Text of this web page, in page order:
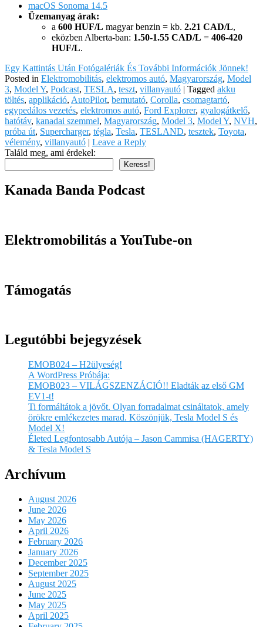
macOS Sonoma 14.5
Üzemanyag árak:
a 600 HUF/L magyar benzin = kb. 2.21 CAD/L,
eközben Alberta-ban: 1.50-1.55 CAD/L = 406-420
HUF/L.
Egy Kattintás Után Fotógalériák És További Információk Jönnek!
Posted in Elektromobilitás, elektromos autó, Magyarország, Model
3, Model Y, Podcast, TESLA, teszt, villanyautó | Tagged akku
töltés, applikáció, AutoPilot, bemutató, Corolla, csomagtartó,
egypedálos vezetés, elektromos autó, Ford Explorer, gyalogátkelő,
hatótáv, kanadai szemmel, Magyarország, Model 3, Model Y, NVH,
próba út, Supercharger, tégla, Tesla, TESLAND, tesztek, Toyota,
vélemény, villanyautó | Leave a Reply
Találd meg, ami érdekel:
Keress!
Kanada Banda Podcast
Elektromobilitás a YouTube-on
Támogatás
Legutóbbi bejegyzések
EMOB024 – H2ülyeség!
A WordPress Próbája:
EMOB023 – VILÁGSZENZÁCIÓ!! Eladták az első GM
EV1-t!
Ti formáltátok a jövőt. Olyan forradalmat csináltatok, amely
örökre emlékezetes marad. Köszönjük, Tesla Model S és
Model X!
Életed Legfontosabb Autója – Jason Cammisa (HAGERTY)
& Tesla Model S
Archívum
August 2026
June 2026
May 2026
April 2026
February 2026
January 2026
December 2025
September 2025
August 2025
June 2025
May 2025
April 2025